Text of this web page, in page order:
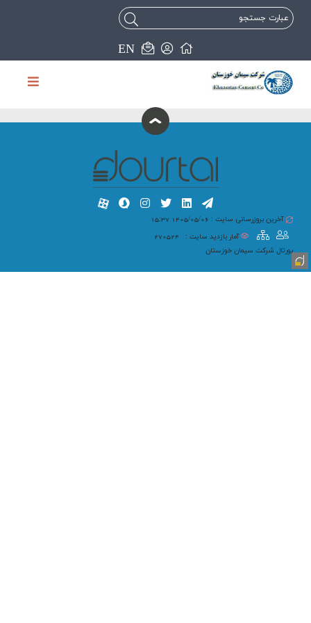
EN
آخرین بروزرسانی سایت : 1405/05/06 15:37
آمار بازدید سایت :
270524
پورتال شرکت سیمان خوزستان